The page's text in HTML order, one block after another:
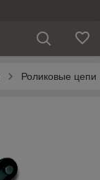
Роликовые цепи